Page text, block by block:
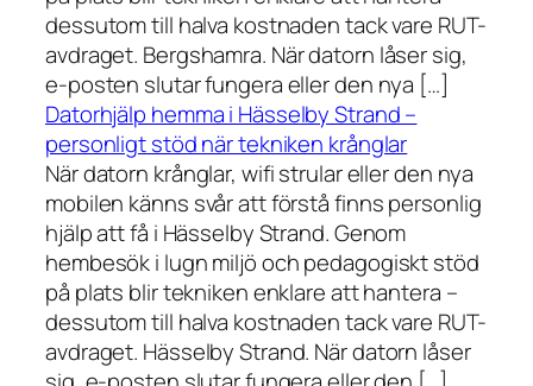
dessutom till halva kostnaden tack vare RUT-
avdraget. Bergshamra. När datorn låser sig,
e-posten slutar fungera eller den nya […]
Datorhjälp hemma i Hässelby Strand –
personligt stöd när tekniken krånglar
När datorn krånglar, wifi strular eller den nya
mobilen känns svår att förstå finns personlig
hjälp att få i Hässelby Strand. Genom
hembesök i lugn miljö och pedagogiskt stöd
på plats blir tekniken enklare att hantera –
dessutom till halva kostnaden tack vare RUT-
avdraget. Hässelby Strand. När datorn låser